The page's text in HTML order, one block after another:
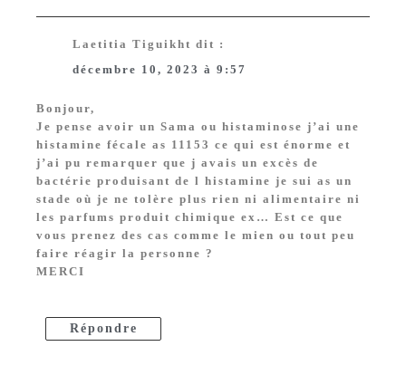
Laetitia Tiguikht dit :
décembre 10, 2023 à 9:57
Bonjour,
Je pense avoir un Sama ou histaminose j’ai une
histamine fécale as 11153 ce qui est énorme et
j’ai pu remarquer que j avais un excès de
bactérie produisant de l histamine je sui as un
stade où je ne tolère plus rien ni alimentaire ni
les parfums produit chimique ex… Est ce que
vous prenez des cas comme le mien ou tout peu
faire réagir la personne ?
MERCI
Répondre